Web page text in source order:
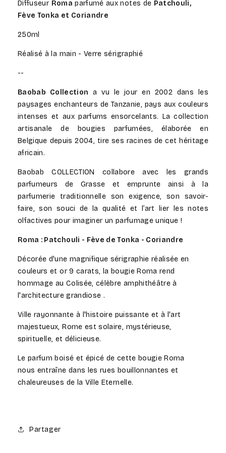
Collection
My
Baobab
Collection
Baobab
Diffuseur Roma parfumé aux notes de Patchouli,
Fève Tonka et Coriandre
250ml
Réalisé à la main - Verre sérigraphié
--
Baobab Collection a vu le jour en 2002 dans les
paysages enchanteurs de Tanzanie, pays aux couleurs
intenses et aux parfums ensorcelants. La collection
artisanale de bougies parfumées, élaborée en
Belgique depuis 2004, tire ses racines de cet héritage
africain.
BaobabCOLLECTION collabore avec les grands
parfumeurs de Grasse et emprunte ainsi à la
parfumerie traditionnelle son exigence, son savoir-
faire, son souci de la qualité et l’art lier les notes
olfactives pour imaginer un parfumage unique !
Roma : Patchouli - Fève de Tonka - Coriandre
Décorée d'une magnifique sérigraphie réalisée en
couleurs et or 9 carats, la bougie Roma rend
hommage au Colisée, célèbre amphithéâtre à
l'architecture grandiose .
Ville rayonnante à l'histoire puissante et à l'art
majestueux, Rome est solaire, mystérieuse,
spirituelle, et délicieuse.
Le parfum boisé et épicé de cette bougie Roma
nous entraîne dans les rues bouillonnantes et
chaleureuses de la Ville Eternelle.
Partager